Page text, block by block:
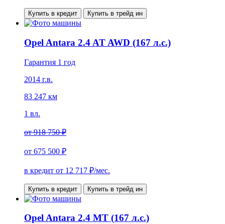
Купить в кредит Купить в трейд ин
Opel Antara 2.4 AT AWD (167 л.с.)
Гарантия 1 год
2014 г.в.
83 247 км
1 вл.
от918 750 ₽
от 675 500 ₽
в кредит от 12 717 ₽/мес.
Купить в кредит Купить в трейд ин
Opel Antara 2.4 MT (167 л.с.)